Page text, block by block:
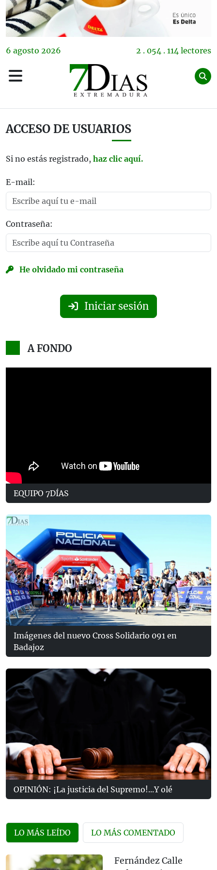
6 agosto 2026 2 . 054 . 114 lectores
ACCESO DE USUARIOS
Si no estás registrado, haz clic aquí.
E-mail:
Contraseña:
He olvidado mi contraseña
Iniciar sesión
A FONDO
EQUIPO 7DÍAS
Imágenes del nuevo Cross Solidario 091 en
Badajoz
OPINIÓN: ¡La justicia del Supremo!...Y olé
LO MÁS LEÍDO LO MÁS COMENTADO
Fernández Calle